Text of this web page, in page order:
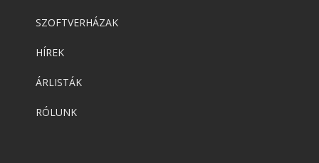
SZOFTVERHÁZAK
HÍREK
ÁRLISTÁK
RÓLUNK